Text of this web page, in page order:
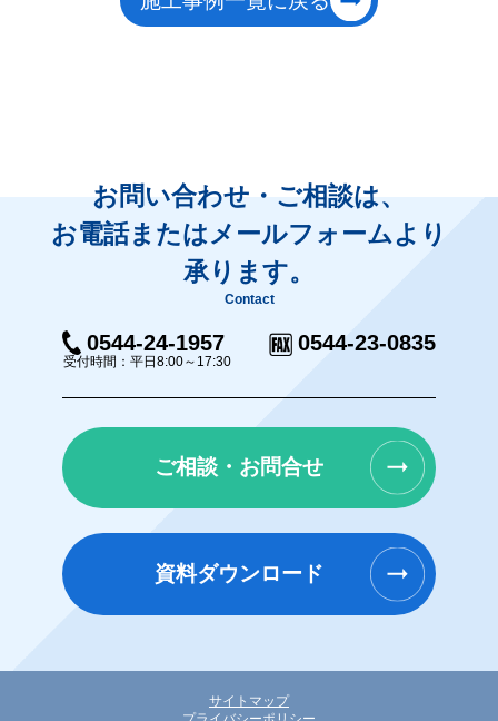
お問い合わせ・ご相談は、
お電話またはメールフォームより
承ります。
Contact
0544-24-1957
受付時間：平日8:00～17:30
0544-23-0835
ご相談・お問合せ
資料ダウンロード
サイトマップ